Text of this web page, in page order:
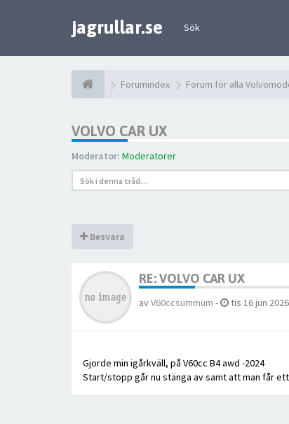
jagrullar.se Sök
Forumindex Forum för alla
VOLVO CAR UX
Moderator: Moderatorer
Besvara
RE: VOLVO CAR UX
avV60ccsummum - tis 16 jun
Gjorde min igårkväll, på V60cc B4 awd -2024
Start/stopp går nu stänga av samt att man får